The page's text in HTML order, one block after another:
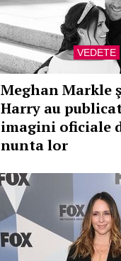
VEDETE
Meghan Markle
Harry au
imagini oficiale
nunta lor